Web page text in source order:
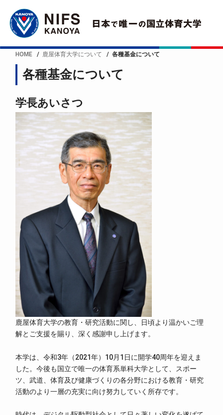
HOME 鹿屋体育大学について 各種基金について
各種基金について
学長あいさつ
鹿屋体育大学の教育・研究活動に関し、日頃より温かいご理
解とご支援を賜り、深く感謝申し上げます。
本学は、令和3年（2021年）10月1日に開学40周年を迎えま
した。今後も国立で唯一の体育系単科大学として、スポー
ツ、武道、体育及び健康づくりの各分野における教育・研究
活動のより一層の充実に向け努力していく所存です。